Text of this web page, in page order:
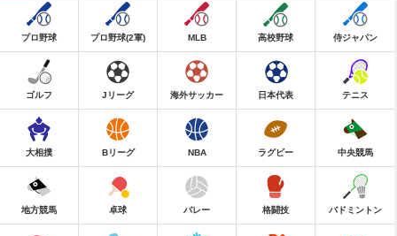
プロ野球 プロ野球(2軍) MLB 高校野球 侍ジャパン
ゴルフ Jリーグ 海外サッカー 日本代表 テニス
大相撲 Bリーグ NBA ラグビー 中央競馬
地方競馬 卓球 バレー 格闘技 バドミントン